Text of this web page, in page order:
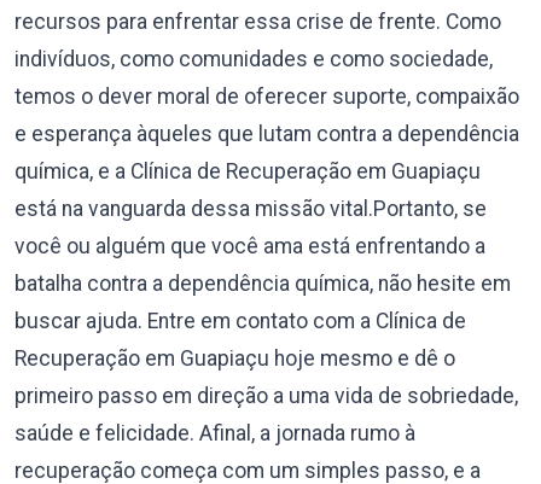
recursos para enfrentar essa crise de frente. Como
indivíduos, como comunidades e como sociedade,
temos o dever moral de oferecer suporte, compaixão
e esperança àqueles que lutam contra a dependência
química, e a Clínica de Recuperação em Guapiaçu
está na vanguarda dessa missão vital.Portanto, se
você ou alguém que você ama está enfrentando a
batalha contra a dependência química, não hesite em
buscar ajuda. Entre em contato com a Clínica de
Recuperação em Guapiaçu hoje mesmo e dê o
primeiro passo em direção a uma vida de sobriedade,
saúde e felicidade. Afinal, a jornada rumo à
recuperação começa com um simples passo, e a